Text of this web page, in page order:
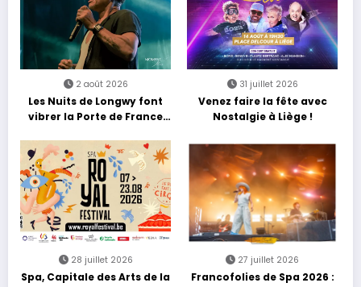
2 août 2026
Les Nuits de Longwy font
vibrer la Porte de France
découvertes et énergie
reggae
31 juillet 2026
Venez faire la fête avec
Nostalgie à Liège !
28 juillet 2026
Spa, Capitale des Arts de la
27 juillet 2026
Francofolies de Spa 2026 :